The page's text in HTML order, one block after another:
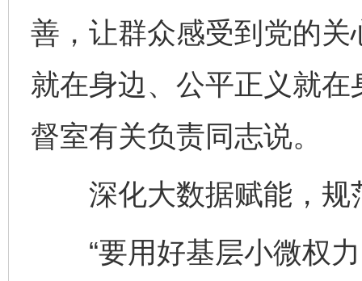
善，让群众感受到党的
就在身边、公平正义就在
督室有关负责同志说。
深化大数据赋能，规
“要用好基层小微权力‘